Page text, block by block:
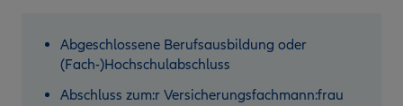
Abgeschlossene Berufsausbildung oder
(Fach-)Hochschulabschluss
Abschluss zum:r Versicherungsfachmann:frau